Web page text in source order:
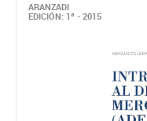
ARANZADI
EDICIÓN: 1ª - 2015